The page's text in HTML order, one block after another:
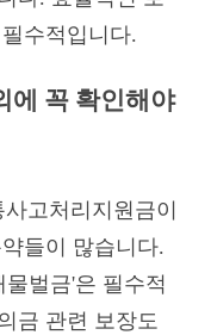
수적입니다.
에 꼭 확인해야
고처리지원금이
들이 많습니다.
벌금'은 필수적
금 관련 보장도